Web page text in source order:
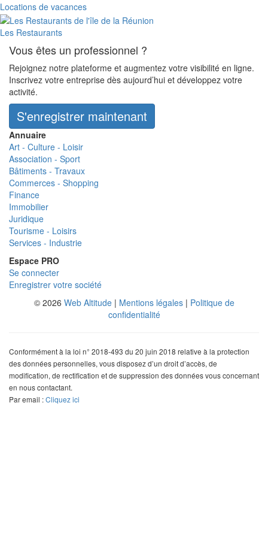
Locations de vacances
Les Restaurants
Vous êtes un professionnel ?
Rejoignez notre plateforme et augmentez votre visibilité en ligne.
Inscrivez votre entreprise dès aujourd’hui et développez votre
activité.
S'enregistrer maintenant
Annuaire
Art - Culture - Loisir
Association - Sport
Bâtiments - Travaux
Commerces - Shopping
Finance
Immobilier
Juridique
Tourisme - Loisirs
Services - Industrie
Espace PRO
Se connecter
Enregistrer votre société
© 2026 Web Altitude | Mentions légales | Politique de
confidentialité
Conformément à la loi n° 2018-493 du 20 juin 2018 relative à la protection
des données personnelles, vous disposez d’un droit d’accès, de
modification, de rectification et de suppression des données vous concernant
en nous contactant.
Par email :Cliquez ici